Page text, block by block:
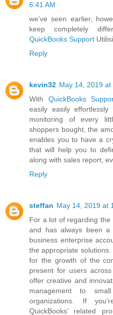
6:41 AM
we’ve seen earlier,
keep completely
QuickBooks Support
Reply
kevin32 May 14, 2019 at
With QuickBooks
easily easily
monitoring of every
shoppers bought, the
enables you to have a
that will help you to
along with sales report,
Reply
steffan May 14, 2019 at
For a lot of regarding
and has always been a
business enterprise
the appropriate
for the growth of the
present for users
offer creative and
management to
organizations. If
QuickBooks’ related